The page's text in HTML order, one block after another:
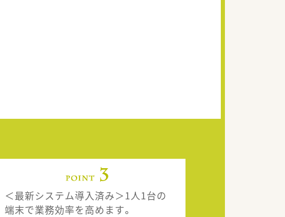
＜最新システム導入済み＞1人1台の
端末で業務効率を高めます。